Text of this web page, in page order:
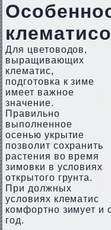
Для цветоводов,
выращивающих
клематис,
подготовка к зиме
имеет важное
значение.
Правильно
выполненное
осенью укрытие
позволит сохранить
растения во время
зимовки в условиях
открытого грунта.
При должных
условиях клематис
комфортно зимует и
год.